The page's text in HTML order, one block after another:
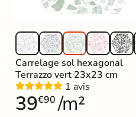
Carrelage sol hexagonal
Terrazzo vert 23x23 cm
1 avis
39€90 /m²